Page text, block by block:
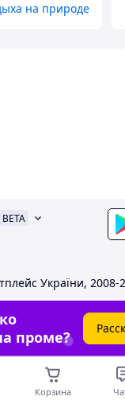
на природе
BETA
України, 2008-
проме?
Корзина